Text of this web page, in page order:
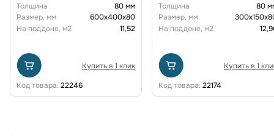
Толщина
80 мм
Размер, мм
600х400х80
На поддоне, м2
11,52
Купить в 1 клик
Код товара: 22246
Толщина
80
Размер, мм
На поддоне, м2
Купить в 1
Код товара: 22174